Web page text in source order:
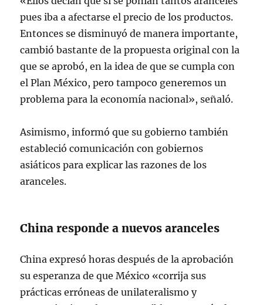
pues iba a afectarse el precio de los productos.
Entonces se disminuyó de manera importante,
cambió bastante de la propuesta original con la
que se aprobó, en la idea de que se cumpla con
el Plan México, pero tampoco generemos un
problema para la economía nacional», señaló.
Asimismo, informó que su gobierno también
estableció comunicación con gobiernos
asiáticos para explicar las razones de los
aranceles.
China responde a nuevos aranceles
China expresó horas después de la aprobación
su esperanza de que México «corrija sus
prácticas erróneas de unilateralismo y